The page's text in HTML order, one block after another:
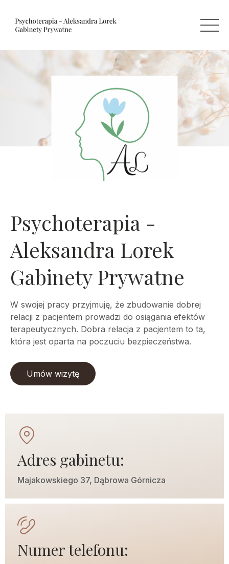
Psychoterapia -
Aleksandra Lorek
Gabinety Prywatne
W swojej pracy przyjmuję, że zbudowanie dobrej
relacji z pacjentem prowadzi do osiągania efektów
terapeutycznych. Dobra relacja z pacjentem to ta,
która jest oparta na poczuciu bezpieczeństwa.
Umów wizytę
Adres gabinetu:
Majakowskiego 37, Dąbrowa Górnicza
Numer telefonu: